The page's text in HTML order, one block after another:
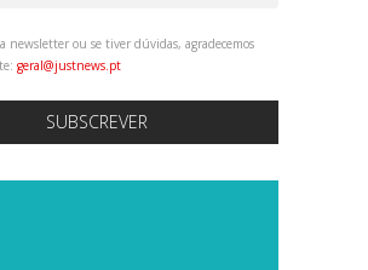
newsletter ou se tiver dúvidas, agradecemos
geral@justnews.pt
SUBSCREVER